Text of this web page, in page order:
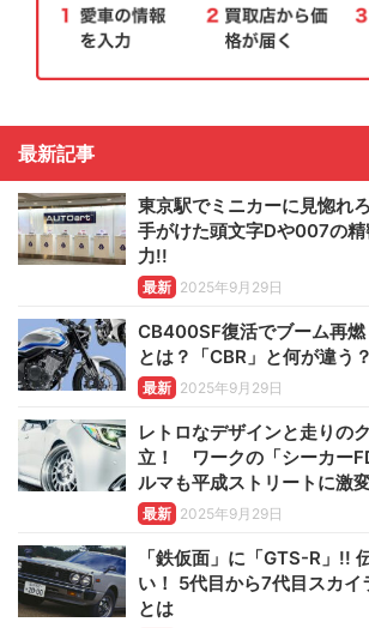
最新記事
東京駅でミニカーに見惚れ
手がけた頭文字Dや007の
力!!
最新 2025年9月29日
CB400SF復活でブーム再燃
とは？「CBR」と何が違う？
最新 2025年9月29日
レトロなデザインと走りの
立！ ワークの「シーカー
ルマも平成ストリートに激
最新 2025年9月29日
「鉄仮面」に「GTS-R」!!
い！ 5代目から7代目スカイ
とは